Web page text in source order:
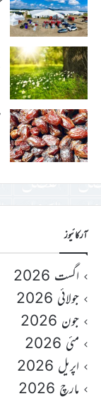
آرکائیوز
اگست 2026
جولائی 2026
جون 2026
مئی 2026
اپریل 2026
مارچ 2026